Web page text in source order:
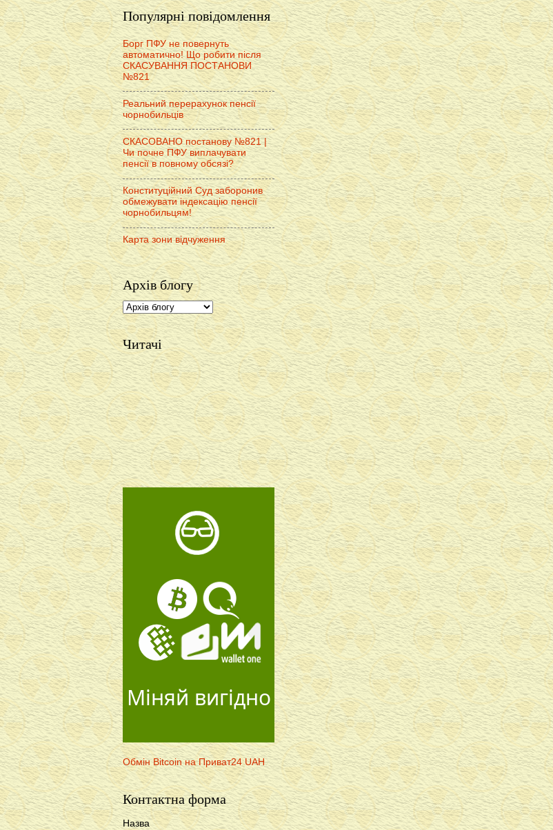
Популярні повідомлення
Борг ПФУ не повернуть
автоматично! Що робити після
СКАСУВАННЯ ПОСТАНОВИ
№821
Реальний перерахунок пенсії
чорнобильців
СКАСОВАНО постанову №821 |
Чи почне ПФУ виплачувати
пенсії в повному обсязі?
Конституційний Суд заборонив
обмежувати індексацію пенсії
чорнобильцям!
Карта зони відчуження
Архів блогу
Читачі
Міняй вигідно
Обмін Bitcoin на Приват24 UAH
Контактна форма
Назва